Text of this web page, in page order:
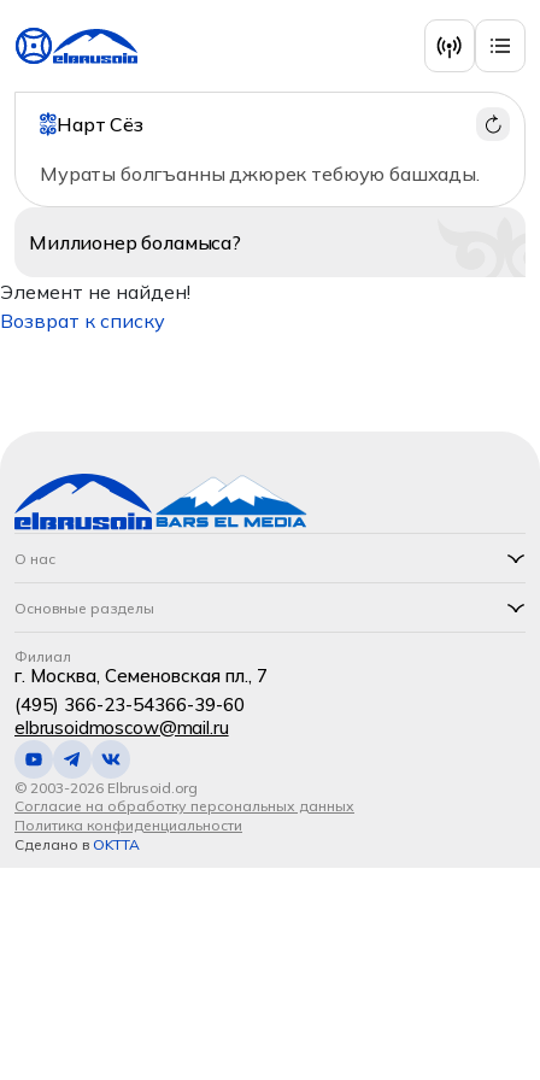
Нарт Сёз
Мураты болгъанны джюрек тебюую башхады.
Миллионерболамыса?
Элемент не найден!
Возврат к списку
О нас
Основные разделы
Филиал
г. Москва, Семеновская пл., 7
(495) 366-23-54366-39-60
elbrusoidmoscow@mail.ru
© 2003-2026 Elbrusoid.org
Согласие на обработку персональных данных
Политика конфиденциальности
Сделано в OKTTA